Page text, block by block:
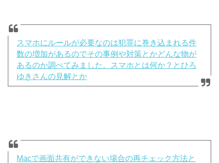
スマホにルールが必要なのは犯罪に巻き込まれる件
数の増加があるのでその事例や対策とかどんな物が
あるのか調べてみました。スマホとは何か？とひろ
ゆきさんの見解とか
Macで画面共有ができない場合の再チェック方法と